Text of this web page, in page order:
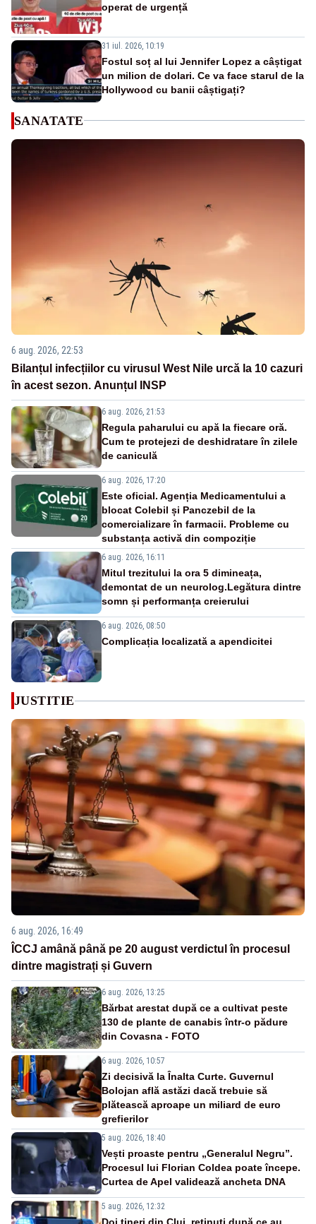
operat de urgență
31 iul. 2026, 10:19
Fostul soț al lui Jennifer Lopez a câștigat
un milion de dolari. Ce va face starul de la
Hollywood cu banii câștigați?
SANATATE
6 aug. 2026, 22:53
Bilanțul infecțiilor cu virusul West Nile urcă la 10 cazuri
în acest sezon. Anunțul INSP
6 aug. 2026, 21:53
Regula paharului cu apă la fiecare oră.
Cum te protejezi de deshidratare în zilele
de caniculă
6 aug. 2026, 17:20
Este oficial. Agenția Medicamentului a
blocat Colebil și Panczebil de la
comercializare în farmacii. Probleme cu
substanța activă din compoziție
6 aug. 2026, 16:11
Mitul trezitului la ora 5 dimineața,
demontat de un neurolog.Legătura dintre
somn și performanța creierului
6 aug. 2026, 08:50
Complicația localizată a apendicitei
JUSTITIE
6 aug. 2026, 16:49
ÎCCJ amână până pe 20 august verdictul în procesul
dintre magistrați și Guvern
6 aug. 2026, 13:25
Bărbat arestat după ce a cultivat peste
130 de plante de canabis într-o pădure
din Covasna - FOTO
6 aug. 2026, 10:57
Zi decisivă la Înalta Curte. Guvernul
Bolojan află astăzi dacă trebuie să
plătească aproape un miliard de euro
grefierilor
5 aug. 2026, 18:40
Vești proaste pentru „Generalul Negru”.
Procesul lui Florian Coldea poate începe.
Curtea de Apel validează ancheta DNA
5 aug. 2026, 12:32
Doi tineri din Cluj, reținuți după ce au